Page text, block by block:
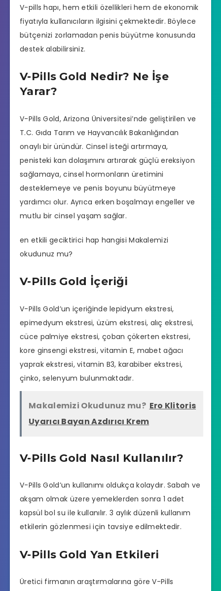
V-pills hapı, hem etkili özellikleri hem de ekonomik
fiyatıyla kullanıcıların ilgisini çekmektedir. Böylece
bütçenizi zorlamadan penis büyütme konusunda
destek alabilirsiniz.
V-Pills Gold Nedir? Ne İşe
Yarar?
V-Pills Gold, Arizona Üniversitesi’nde geliştirilen ve
T.C. Gıda Tarım ve Hayvancılık Bakanlığından
onaylı bir üründür. Cinsel isteği artırmaya,
penisteki kan dolaşımını artırarak güçlü ereksiyon
sağlamaya, cinsel hormonların üretimini
desteklemeye ve penis boyunu büyütmeye
yardımcı olur. Ayrıca erken boşalmayı engeller ve
mutlu bir cinsel yaşam sağlar.
en etkili geciktirici hap hangisi Makalemizi
okudunuz mu?
V-Pills Gold İçeriği
V-Pills Gold’un içeriğinde lepidyum ekstresi,
epimedyum ekstresi, üzüm ekstresi, alıç ekstresi,
cüce palmiye ekstresi, çoban çökerten ekstresi,
kore ginsengi ekstresi, vitamin E, mabet ağacı
yaprak ekstresi, vitamin B3, karabiber ekstresi,
çinko, selenyum bulunmaktadır.
Makalemizi Okudunuz mu? Ero Klitoris
Uyarıcı Bayan Azdırıcı Krem
V-Pills Gold Nasıl Kullanılır?
V-Pills Gold’un kullanımı oldukça kolaydır. Sabah ve
akşam olmak üzere yemeklerden sonra 1 adet
kapsül bol su ile kullanılır. 3 aylık düzenli kullanım
etkilerin gözlenmesi için tavsiye edilmektedir.
V-Pills Gold Yan Etkileri
Üretici firmanın araştırmalarına göre V-Pills